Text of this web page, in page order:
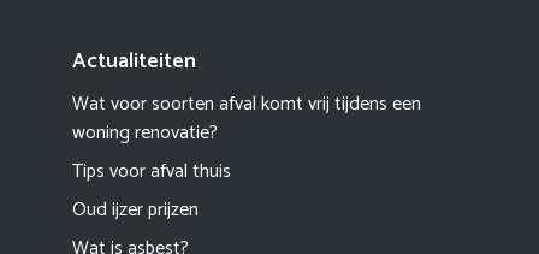
Actualiteiten
Wat voor soorten afval komt vrij tijdens een
woning renovatie?
Tips voor afval thuis
Oud ijzer prijzen